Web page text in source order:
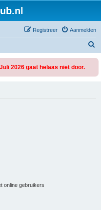
Aanmelden
Registreer
2026 gaat helaas niet door.
online gebruikers